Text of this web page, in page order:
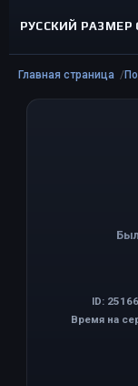
РУССКИЙ РАЗМЕР
Главная страница
ID: 25166
Время на